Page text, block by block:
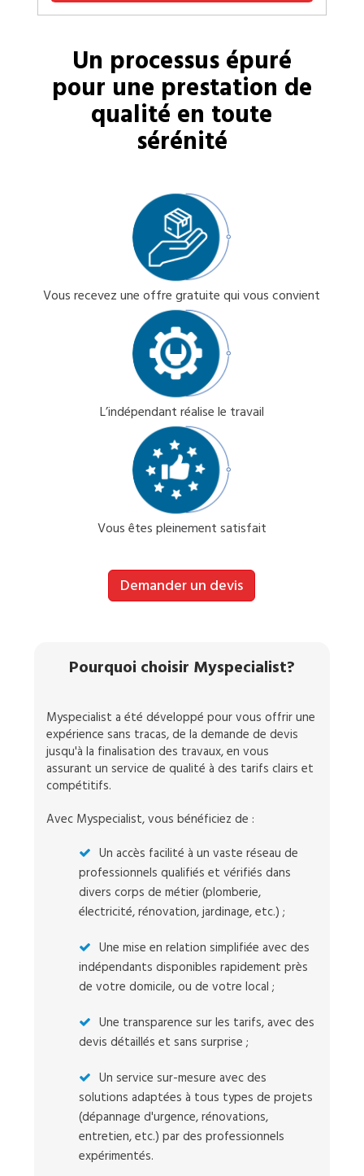
Un processus épuré
pour une prestation de
qualité en toute
sérénité
Vous recevez une offre gratuite qui vous convient
L’indépendant réalise le travail
Vous êtes pleinement satisfait
Demander un devis
Pourquoi choisir Myspecialist?
Myspecialist a été développé pour vous offrir une
expérience sans tracas, de la demande de devis
jusqu'à la finalisation des travaux, en vous
assurant un service de qualité à des tarifs clairs et
compétitifs.
Avec Myspecialist, vous bénéficiez de :
Un accès facilité à un vaste réseau de
professionnels qualifiés et vérifiés dans
divers corps de métier (plomberie,
électricité, rénovation, jardinage, etc.) ;
Une mise en relation simplifiée avec des
indépendants disponibles rapidement près
de votre domicile, ou de votre local ;
Une transparence sur les tarifs, avec des
devis détaillés et sans surprise ;
Un service sur-mesure avec des
solutions adaptées à tous types de projets
(dépannage d'urgence, rénovations,
entretien, etc.) par des professionnels
expérimentés.